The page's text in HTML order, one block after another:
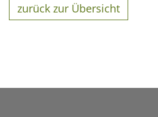
zurück zur Übersicht